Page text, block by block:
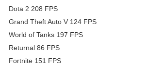
Dota 2 208 FPS
Grand Theft Auto V 124 FPS
World of Tanks 197 FPS
Returnal 86 FPS
Fortnite 151 FPS